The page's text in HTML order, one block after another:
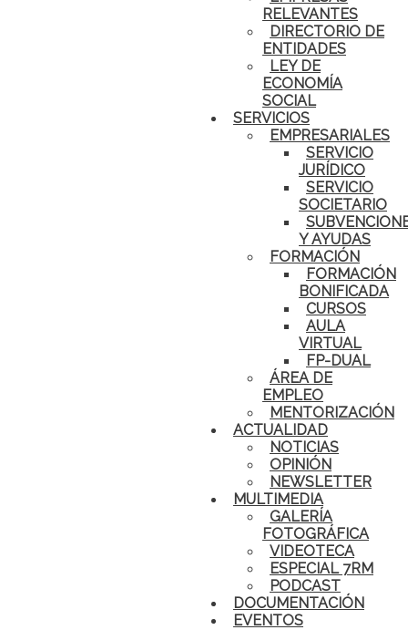
RELEVANTES
DIRECTORIO DE
ENTIDADES
LEY DE
ECONOMÍA
SOCIAL
SERVICIOS
EMPRESARIALES
SERVICIO
JURÍDICO
SERVICIO
SOCIETARIO
Y AYUDAS
FORMACIÓN
FORMACIÓN
BONIFICADA
CURSOS
AULA
VIRTUAL
FP-DUAL
ÁREA DE
EMPLEO
MENTORIZACIÓN
ACTUALIDAD
NOTICIAS
OPINIÓN
NEWSLETTER
MULTIMEDIA
GALERÍA
FOTOGRÁFICA
VIDEOTECA
ESPECIAL 7RM
PODCAST
DOCUMENTACIÓN
EVENTOS